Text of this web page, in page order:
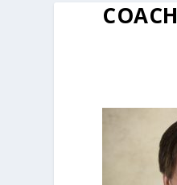
COACH